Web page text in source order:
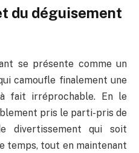
du déguisement
se présente comme un
camoufle finalement une
fait irréprochable. En le
pris le parti-pris de
divertissement qui soit
temps, tout en maintenant